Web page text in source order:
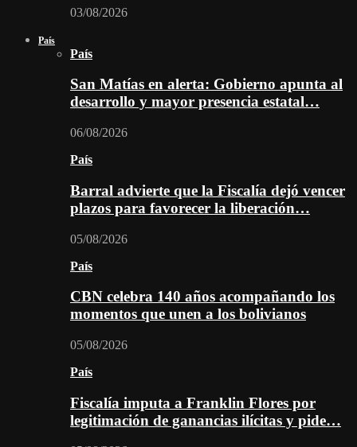
03/08/2026
País
País
San Matías en alerta: Gobierno apunta al
desarrollo y mayor presencia estatal…
06/08/2026
País
Barral advierte que la Fiscalía dejó vencer
plazos para favorecer la liberación…
05/08/2026
País
CBN celebra 140 años acompañando los
momentos que unen a los bolivianos
05/08/2026
País
Fiscalía imputa a Franklin Flores por
legitimación de ganancias ilícitas y pide…